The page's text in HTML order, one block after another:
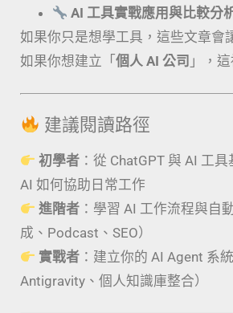
AI 工具實戰應用與比較分
如果你只是想學工具，這些文章會
如果你想建立「 個人 AI 公司 」，
建議閱讀路徑
初學者 ：從 ChatGPT 與 AI 工
AI 如何協助日常工作
進階者 ：學習 AI 工作流程與自
成、Podcast、SEO）
實戰者 ：建立你的 AI Agent 系
Antigravity、個人知識庫整合）